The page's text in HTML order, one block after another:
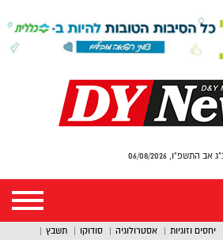
אב התשפ"ו, 06/08/2026
יחסים וזוגיות אסטרולוגיה סודוקו תשבץ